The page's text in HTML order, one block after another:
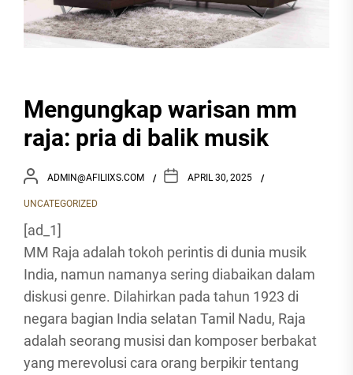
Mengungkap warisan mm
raja: pria di balik musik
ADMIN@AFILIIXS.COM APRIL 30, 2025
UNCATEGORIZED
[ad_1]
MM Raja adalah tokoh perintis di dunia musik
India, namun namanya sering diabaikan dalam
diskusi genre. Dilahirkan pada tahun 1923 di
negara bagian India selatan Tamil Nadu, Raja
adalah seorang musisi dan komposer berbakat
yang merevolusi cara orang berpikir tentang